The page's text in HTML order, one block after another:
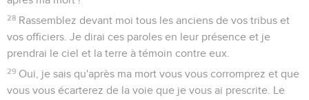
28 Rassemblez devant moi tous les anciens de vos tribus et
vos officiers. Je dirai ces paroles en leur présence et je
prendrai le ciel et la terre à témoin contre eux.
29 Oui, je sais qu'après ma mort vous vous corromprez et que
vous vous écarterez de la voie que je vous ai prescrite. Le